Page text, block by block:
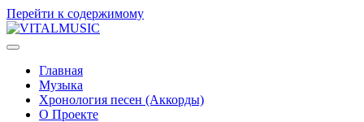
Перейти к содержимому
V
Главная
Музыка
Хронология песен (Аккорды)
О Проекте